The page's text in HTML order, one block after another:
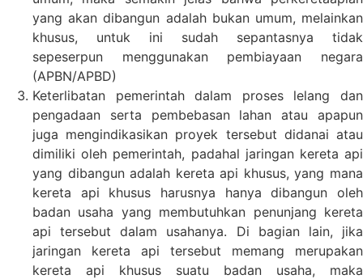
yang akan dibangun adalah bukan umum, melainkan
khusus, untuk ini sudah sepantasnya tidak
sepeserpun menggunakan pembiayaan negara
(APBN/APBD)
Keterlibatan pemerintah dalam proses lelang dan
pengadaan serta pembebasan lahan atau apapun
juga mengindikasikan proyek tersebut didanai atau
dimiliki oleh pemerintah, padahal jaringan kereta api
yang dibangun adalah kereta api khusus, yang mana
kereta api khusus harusnya hanya dibangun oleh
badan usaha yang membutuhkan penunjang kereta
api tersebut dalam usahanya. Di bagian lain, jika
jaringan kereta api tersebut memang merupakan
kereta api khusus suatu badan usaha, maka